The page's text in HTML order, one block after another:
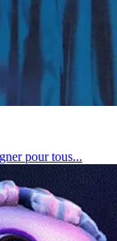
pour tous...